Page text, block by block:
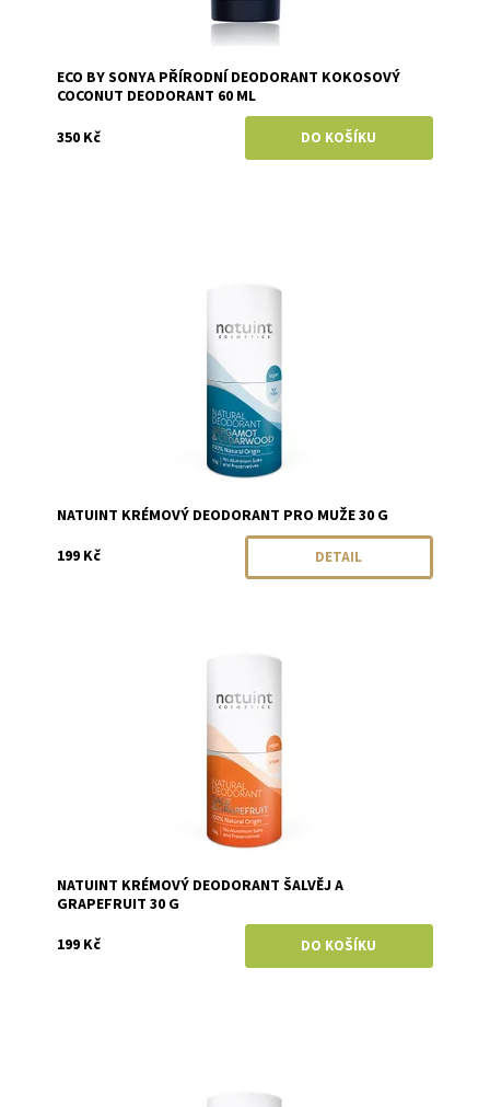
ECO BY SONYA PŘÍRODNÍ DEODORANT KOKOSOVÝ
COCONUT DEODORANT 60 ML
350 Kč
Natuint (dříve Dulcia)
NATUINT KRÉMOVÝ DEODORANT PRO MUŽE 30 G
199 Kč
DETAIL
NATUINT KRÉMOVÝ DEODORANT ŠALVĚJ A
GRAPEFRUIT 30 G
199 Kč